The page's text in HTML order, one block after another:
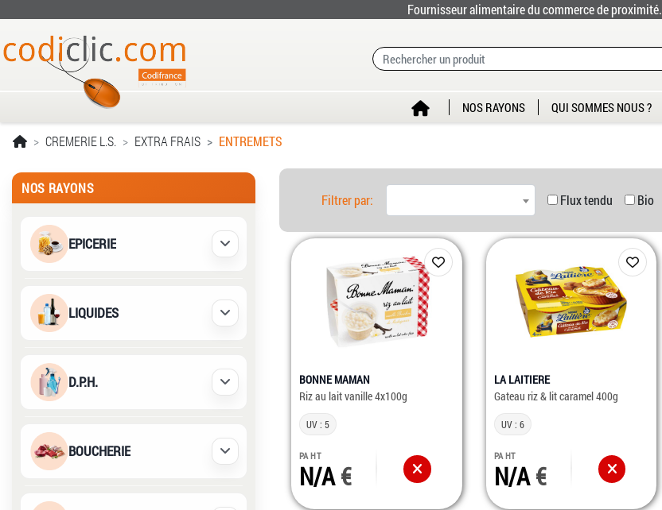
Fournisseur alimentaire du commerce de proximité.
NOS RAYONS QUI SOMMES NOUS ?
CREMERIE L.S. EXTRA FRAIS ENTREMETS
NOS RAYONS
EPICERIE Déplier / Replier
LIQUIDES Déplier / Replier
D.P.H. Déplier / Replier
BOUCHERIE Déplier / Replier
Filtrer par: Flux tendu Bio
BONNE MAMAN
Riz au lait vanille 4x100g
UV : 5
PA HT
N/A
LA LAITIERE
Gateau riz & lit caramel 400g
UV : 6
PA HT
N/A